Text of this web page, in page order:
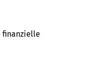
finanzielle